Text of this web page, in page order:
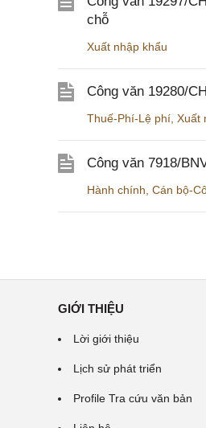
chỗ
Xuất nhập khẩu
Công văn 19280/
Thuế-Phí-Lệ phí Xuất
Công văn 7918/
Hành chính Cán bộ-
GIỚI THIỆU
Lời giới thiệu
Lịch sử phát triển
Profile Tra cứu văn bản